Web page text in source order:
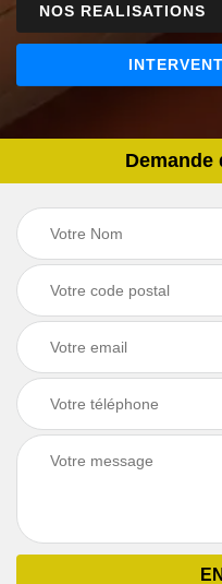
NOS REALISATIONS
Demande